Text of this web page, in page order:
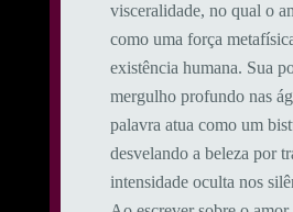
visceralidade, no qual o
como uma força
existência humana. Sua
mergulho profundo nas
palavra atua como um
desvelando a beleza por
intensidade oculta nos